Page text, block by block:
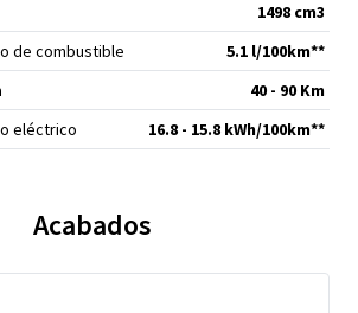
1498 cm3
de combustible
5.1 l/100km**
40 - 90 Km
eléctrico
16.8 - 15.8 kWh/100km**
Acabados